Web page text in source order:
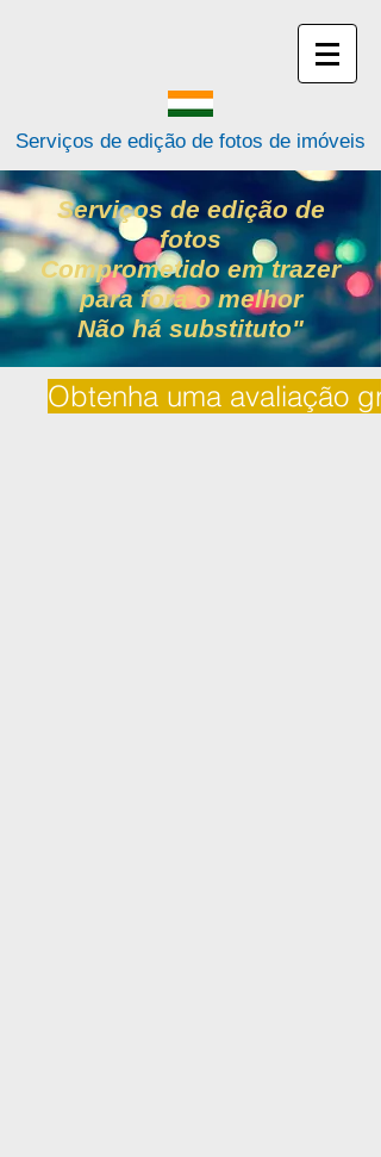
Serviços de edição de fotos de imóveis
Serviços de edição de
fotos
Comprometido em trazer
para fora o melhor
Não há substituto"
Obtenha uma avaliação